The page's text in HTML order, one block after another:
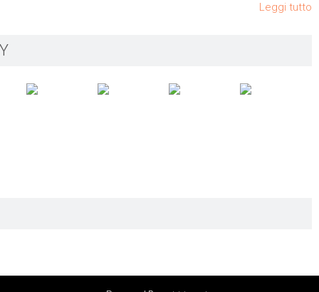
Leggi tutto